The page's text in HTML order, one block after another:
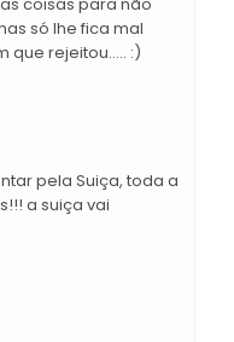
só lhe fica mal
que rejeitou..... :)
pela Suiça, toda a
a suiça vai